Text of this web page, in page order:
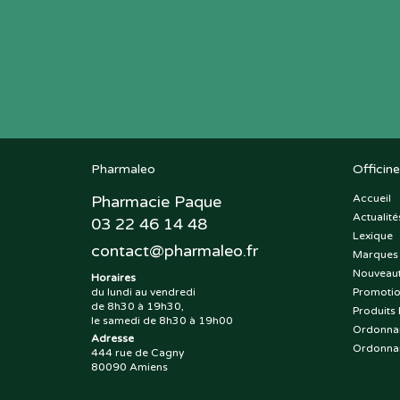
Pharmaleo
Pharmacie Paque
03 22 46 14 48
contact@pharmaleo.fr
Horaires
du lundi au vendredi
de 8h30 à 19h30,
le samedi de 8h30 à 19h00
Adresse
444 rue de Cagny
80090 Amiens
Officine
Accueil
Lexique
Produits